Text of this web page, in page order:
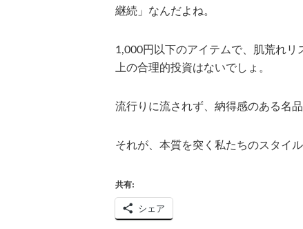
継続」なんだよね。
1,000円以下のアイテムで、肌荒れ
上の合理的投資はないでしょ。
流行りに流されず、納得感のある名
それが、本質を突く私たちのスタイル
共有:
シェア